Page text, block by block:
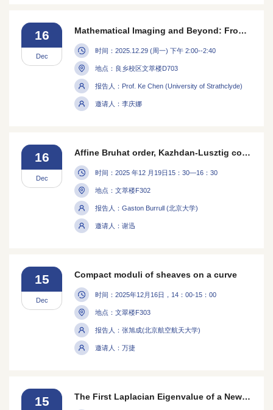
16
Dec
Mathematical Imaging and Beyond: From Variational Models to Learning in Non-Reflexive Spaces
时间：2025.12.29 (周一) 下午 2:00--2:40
地点：良乡校区文萃楼D703
报告人：Prof. Ke Chen (University of Strathclyde)
邀请人：李庆娜
16
Dec
Affine Bruhat order, Kazhdan-Lusztig combinatorial invariance, and spooky dualities
时间：2025 年12 月19日15：30—16：30
地点：⽂萃楼F302
报告人：Gaston Burrull (北京⼤学)
邀请人：谢迅
15
Dec
Compact moduli of sheaves on a curve
时间：2025年12月16日，14：00-15：00
地点：文翠楼F303
报告人：张旭成(北京航空航天大学)
邀请人：万捷
15 The First Laplacian Eigenvalue of a New Random Graph Model